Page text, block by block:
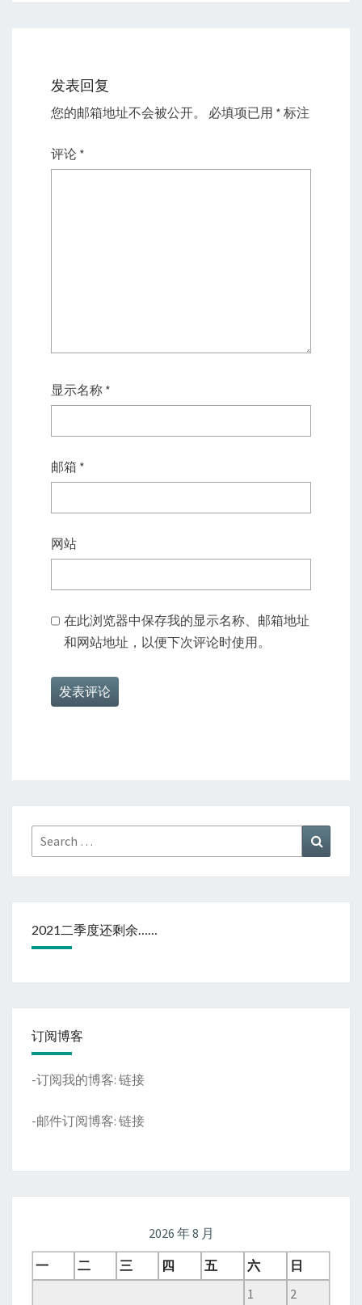
发表回复
您的邮箱地址不会被公开。 必填项已用 * 标注
评论 *
显示名称 *
邮箱 *
网站
在此浏览器中保存我的显示名称、邮箱地址
和网站地址，以便下次评论时使用。
Search
for:
2021二季度还剩余……
订阅博客
-订阅我的博客: 链接
-邮件订阅博客: 链接
2026 年 8 月
一
二 三 四 五 六
日
1
2